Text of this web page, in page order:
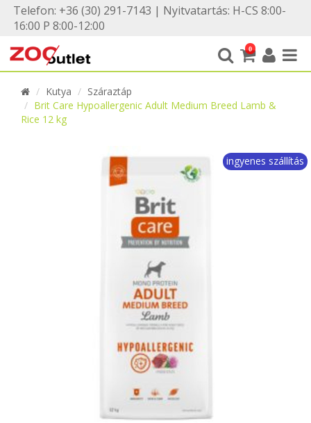
Telefon: +36 (30) 291-7143 | Nyitvatartás: H-CS 8:00-
16:00 P 8:00-12:00
0
Kutya
Száraztáp
Brit Care Hypoallergenic Adult Medium Breed Lamb &
Rice 12 kg
ingyenes szállítás